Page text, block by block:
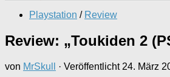
Playstation / Review
Review: „Toukiden 2
von MrSkull · Veröffentlicht 24. März